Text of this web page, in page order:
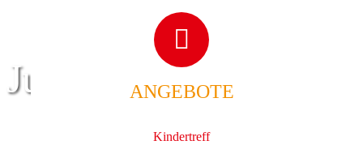
Jugend ANGEBOTE
Kindertreff